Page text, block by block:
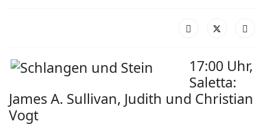
17:00 Uhr,
Saletta:
James A. Sullivan, Judith und Christian
Vogt